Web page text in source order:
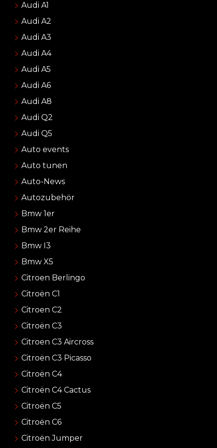
Audi A1
Audi A2
Audi A3
Audi A4
Audi A5
Audi A6
Audi A8
Audi Q2
Audi Q5
Auto events
Auto tunen
Auto-News
Autozubehör
Bmw 1er
Bmw 2er Reihe
Bmw I3
Bmw X5
Citroen Berlingo
Citroën C1
Citroen C2
Citroën C3
Citroen C3 Aircross
Citroën C3 Picasso
Citroën C4
Citroën C4 Cactus
Citroën C5
Citroën C6
Citroën Jumper